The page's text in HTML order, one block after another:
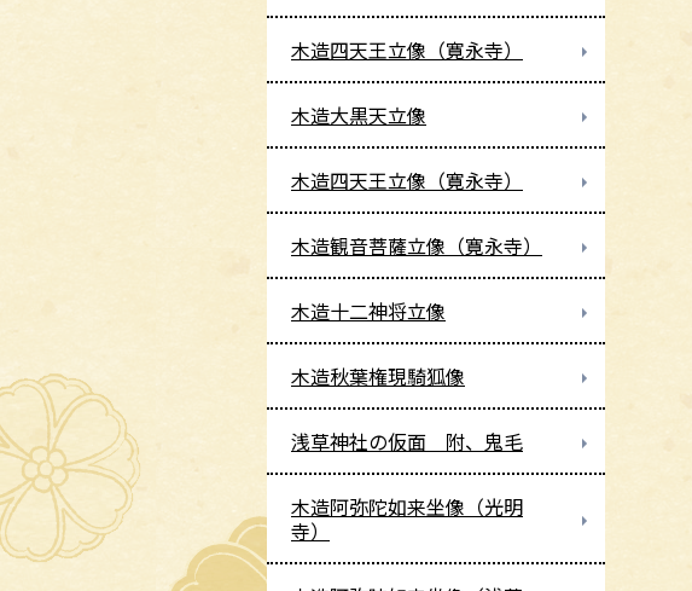
木造四天王立像（寛永寺）
木造大黒天立像
木造四天王立像（寛永寺）
木造観音菩薩立像（寛永寺）
木造十二神将立像
木造秋葉権現騎狐像
浅草神社の仮面 附、鬼毛
木造阿弥陀如来坐像（光明
寺）